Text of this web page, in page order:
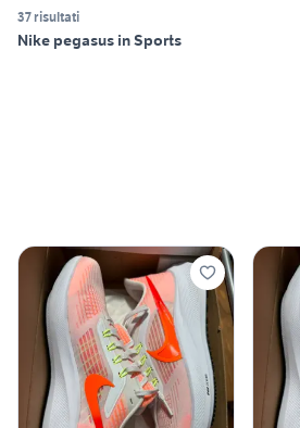
37 risultati
Nike pegasus in Sports